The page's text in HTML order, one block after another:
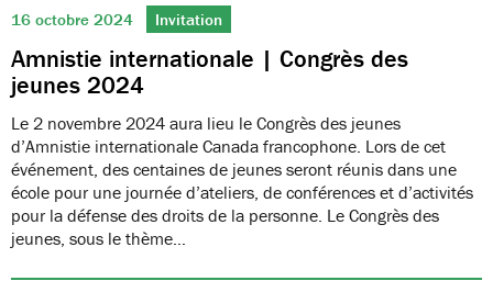
16 octobre 2024 Invitation
Amnistie internationale | Congrès des
jeunes 2024
Le 2 novembre 2024 aura lieu le Congrès des jeunes
d’Amnistie internationale Canada francophone. Lors de cet
événement, des centaines de jeunes seront réunis dans une
école pour une journée d’ateliers, de conférences et d’activités
pour la défense des droits de la personne. Le Congrès des
jeunes, sous le thème…